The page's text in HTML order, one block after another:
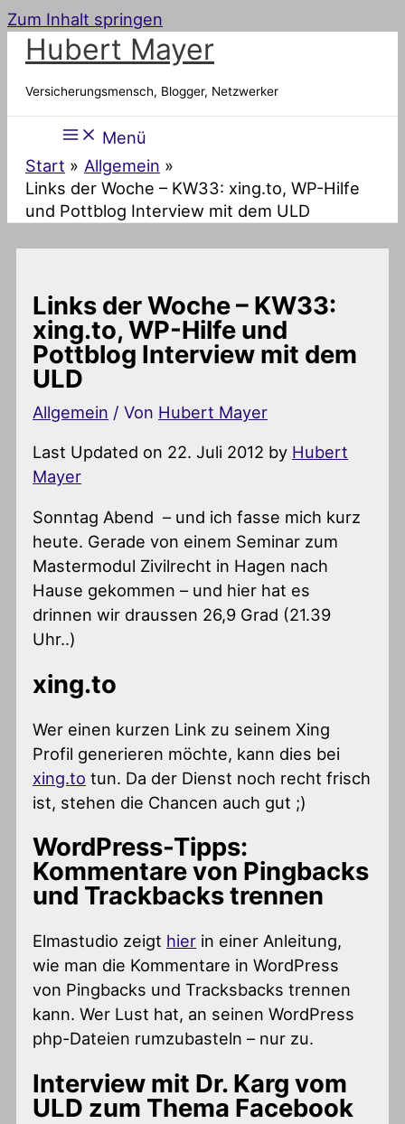
Zum Inhalt springen
Hubert Mayer
Versicherungsmensch, Blogger, Netzwerker
Menü
Start
Allgemein
Links der Woche – KW33: xing.to, WP-Hilfe
und Pottblog Interview mit dem ULD
Links der Woche – KW33:
xing.to, WP-Hilfe und
Pottblog Interview mit dem
ULD
Allgemein / Von Hubert Mayer
Last Updated on 22. Juli 2012 by Hubert
Mayer
Sonntag Abend – und ich fasse mich kurz
heute. Gerade von einem Seminar zum
Mastermodul Zivilrecht in Hagen nach
Hause gekommen – und hier hat es
drinnen wir draussen 26,9 Grad (21.39
Uhr..)
xing.to
Wer einen kurzen Link zu seinem Xing
Profil generieren möchte, kann dies bei
xing.to tun. Da der Dienst noch recht frisch
ist, stehen die Chancen auch gut ;)
WordPress-Tipps:
Kommentare von Pingbacks
und Trackbacks trennen
Elmastudio zeigt hier in einer Anleitung,
wie man die Kommentare in WordPress
von Pingbacks und Tracksbacks trennen
kann. Wer Lust hat, an seinen WordPress
php-Dateien rumzubasteln – nur zu.
Interview mit Dr. Karg vom
ULD zum Thema Facebook